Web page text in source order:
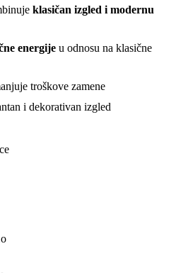
klasičan izgled i modernu
energije u odnosu na klasične
troškove zamene
i dekorativan izgled